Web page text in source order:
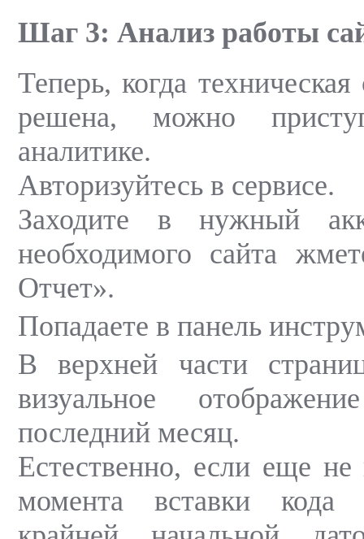
Шаг 3: Анализ работы
Теперь, когда
решена, можно
аналитике.
Авторизуйтесь в сервисе.
Заходите в нужный
необходимого сайта
Отчет».
Попадаете в панель
В верхней части
визуальное
последний месяц.
Естественно, если еще
момента вставки кода